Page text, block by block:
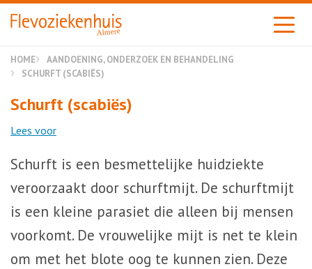
Almere
HOME
AANDOENING, ONDERZOEK EN BEHANDELING
SCHURFT (SCABIËS)
Schurft (scabiës)
Lees voor
Schurft is een besmettelijke huidziekte
veroorzaakt door schurftmijt. De schurftmijt
is een kleine parasiet die alleen bij mensen
voorkomt. De vrouwelijke mijt is net te klein
om met het blote oog te kunnen zien. Deze